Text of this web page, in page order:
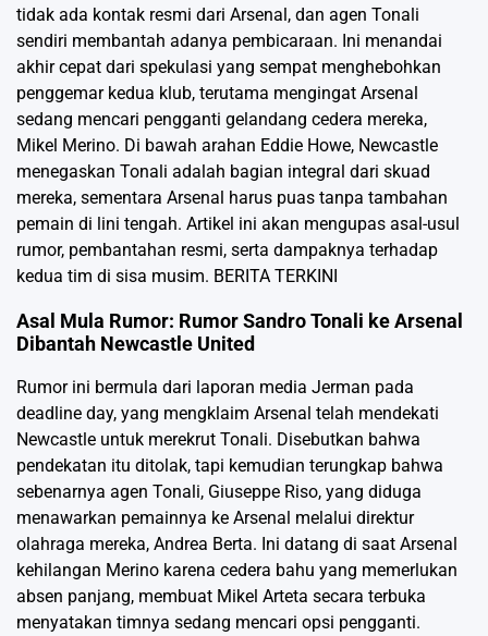
tidak ada kontak resmi dari Arsenal, dan agen Tonali
sendiri membantah adanya pembicaraan. Ini menandai
akhir cepat dari spekulasi yang sempat menghebohkan
penggemar kedua klub, terutama mengingat Arsenal
sedang mencari pengganti gelandang cedera mereka,
Mikel Merino. Di bawah arahan Eddie Howe, Newcastle
menegaskan Tonali adalah bagian integral dari skuad
mereka, sementara Arsenal harus puas tanpa tambahan
pemain di lini tengah. Artikel ini akan mengupas asal-usul
rumor, pembantahan resmi, serta dampaknya terhadap
kedua tim di sisa musim. BERITA TERKINI
Asal Mula Rumor: Rumor Sandro Tonali ke Arsenal
Dibantah Newcastle United
Rumor ini bermula dari laporan media Jerman pada
deadline day, yang mengklaim Arsenal telah mendekati
Newcastle untuk merekrut Tonali. Disebutkan bahwa
pendekatan itu ditolak, tapi kemudian terungkap bahwa
sebenarnya agen Tonali, Giuseppe Riso, yang diduga
menawarkan pemainnya ke Arsenal melalui direktur
olahraga mereka, Andrea Berta. Ini datang di saat Arsenal
kehilangan Merino karena cedera bahu yang memerlukan
absen panjang, membuat Mikel Arteta secara terbuka
menyatakan timnya sedang mencari opsi pengganti.